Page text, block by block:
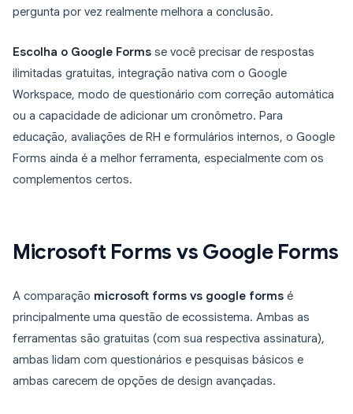
pergunta por vez realmente melhora a conclusão.
Escolha o Google Forms se você precisar de respostas
ilimitadas gratuitas, integração nativa com o Google
Workspace, modo de questionário com correção automática
ou a capacidade de adicionar um cronômetro. Para
educação, avaliações de RH e formulários internos, o Google
Forms ainda é a melhor ferramenta, especialmente com os
complementos certos.
Microsoft Forms vs Google Forms
A comparação microsoft forms vs google forms é
principalmente uma questão de ecossistema. Ambas as
ferramentas são gratuitas (com sua respectiva assinatura),
ambas lidam com questionários e pesquisas básicos e
ambas carecem de opções de design avançadas.